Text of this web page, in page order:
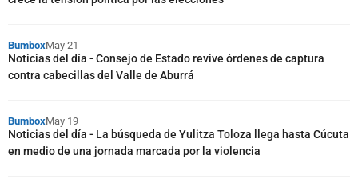
BumboxMay 21
Noticias del día - Consejo de Estado revive órdenes de captura
contra cabecillas del Valle de Aburrá
BumboxMay 19
Noticias del día - La búsqueda de Yulitza Toloza llega hasta Cúcuta
en medio de una jornada marcada por la violencia